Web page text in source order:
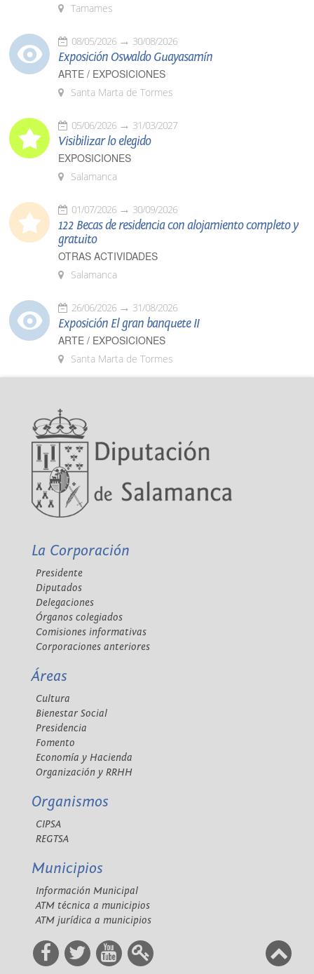
Tamames
08/05/2026 30/08/2026
Exposición Oswaldo Guayasamín
ARTE / EXPOSICIONES
Santa Marta de Tormes
05/06/2026 31/03/2027
Visibilizar lo elegido
EXPOSICIONES
Salamanca
01/07/2026 30/09/2026
122 Becas de residencia con alojamiento completo y
gratuito
OTRAS ACTIVIDADES
Salamanca
26/06/2026 31/08/2026
Exposición El gran banquete II
ARTE / EXPOSICIONES
Santa Marta de Tormes
La Corporación
Presidente
Diputados
Delegaciones
Órganos colegiados
Comisiones informativas
Corporaciones anteriores
Áreas
Cultura
Bienestar Social
Presidencia
Fomento
Economía y Hacienda
Organización y RRHH
Organismos
CIPSA
REGTSA
Municipios
Información Municipal
ATM técnica a municipios
ATM jurídica a municipios